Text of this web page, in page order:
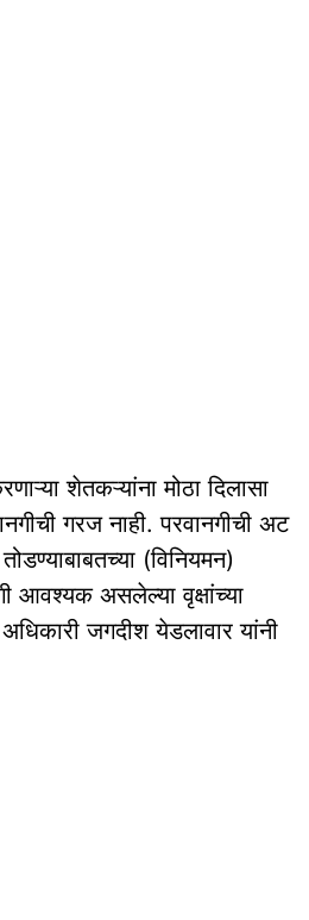
शेतकऱ्यांना मोठा दिलासा
गरज नाही. परवानगीची अट
(विनियमन)
आवश्यक असलेल्या वृक्षांच्या
जगदीश येडलावार यांनी